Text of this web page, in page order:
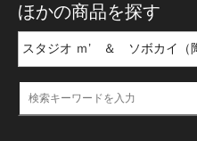
ほかの商品を探す